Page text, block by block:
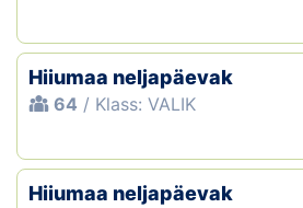
Kaardid
Koondised
Hiiumaa neljapäevak
64 / Klass: VALIK
Hiiumaa neljapäevak